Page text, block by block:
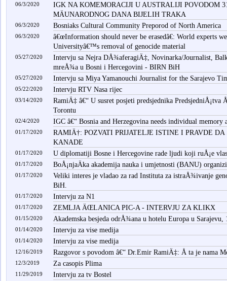
06/3/2020
IGK NA KOMEMORACIJI U AUSTRALIJI POVODOM
MÄUNARODNOG DANA BIJELIH TRAKA
06/3/2020 Bosniaks Cultural Community Preporod of North America
06/3/2020
â€œInformation should never be erasedâ€: World experts
Universityâ€™s removal of genocide material
05/27/2020
Intervju sa Nejra DÅ¾aferagiÄ‡, Novinarka/Journalist,
mreÅ¾a u Bosni i Hercegovini - BIRN BiH
05/27/2020 Intervju sa Miya Yamanouchi Journalist for the Sarajevo
05/22/2020 Intervju RTV Nasa rijec
03/14/2020
RamiÄ‡ â€“ U susret posjeti predsjednika
Torontu
02/4/2020 IGC â€“ Bosnia and Herzegovina needs individual memory
01/17/2020
RAMIÄ†: POZVATI PRIJATELJE ISTINE I PRAVDE DA
KANADE
01/17/2020 U diplomatiji Bosne i Hercegovine rade ljudi koji ruÅ¡e
01/17/2020 BoÅ¡njaÄka akademija nauka i umjetnosti (BANU)
01/17/2020
Veliki interes je vladao za rad Instituta za istraÅ¾ivanje
BiH.
01/17/2020 Intervju za N1
01/17/2020 ZEMLJA ÄŒLANICA PIC-A - INTERVJU ZA KLIKX
01/15/2020 Akademska besjeda odrÅ¾ana u hotelu Europa u Sarajevu,
01/14/2020 Intervju za vise medija
01/14/2020 Intervju za vise medija
12/16/2019 Razgovor s povodom â€“ Dr.Emir RamiÄ‡: Å ta je nama
12/3/2019 Za casopis Plima
11/29/2019 Intervju za tv Bostel